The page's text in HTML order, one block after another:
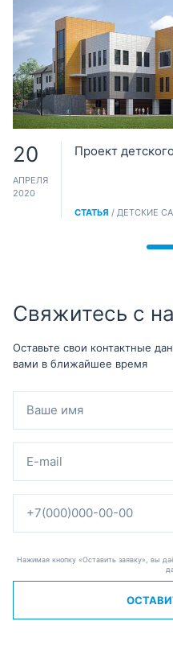
20
АПРЕЛЯ
2020
Проект
СТАТЬЯ / ДЕТСКИЕ
Свяжитесь с
Оставьте свои контактные
вами в ближайшее время
Нажимая кнопку «Оставить заявку», вы